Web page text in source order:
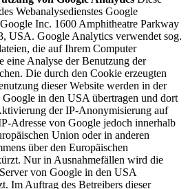
Webanalysedienstes Google
Inc. 1600 Amphitheatre Parkway
USA. Google Analytics verwendet sog.
die auf Ihrem Computer
eine Analyse der Benutzung der
Die durch den Cookie erzeugten
dieser Website werden in der
in den USA übertragen und dort
der IP-Anonymisierung auf
Adresse von Google jedoch innerhalb
Union oder in anderen
über den Europäischen
Nur in Ausnahmefällen wird die
von Google in den USA
Im Auftrag des Betreibers dieser